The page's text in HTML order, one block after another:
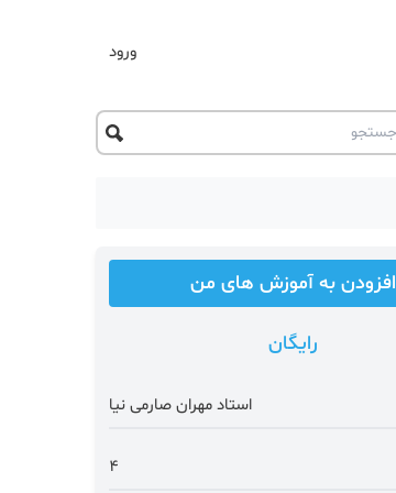
ورود
افزودن به آموزش های من
رایگان
استاد مهران صارمی نیا
4